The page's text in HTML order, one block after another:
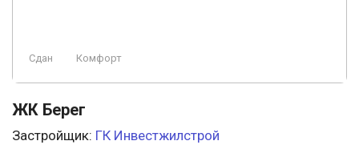
Сдан Комфорт
ЖК Берег
Застройщик: ГК Инвестжилстрой